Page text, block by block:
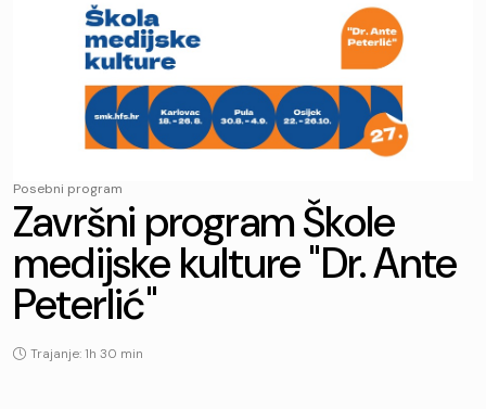
Posebni program
Završni program Škole
medijske kulture "Dr. Ante
Peterlić"
Trajanje: 1h 30 min